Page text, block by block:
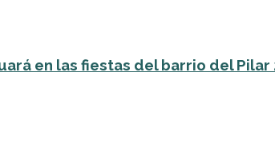
en las fiestas del barrio del Pilar